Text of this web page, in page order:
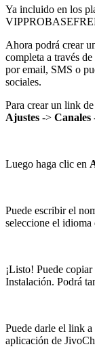
Ya incluido en los
VIPPROBASE
Ahora podrá crear
completa a través
por email, SMS o
sociales.
Para crear un link
Ajustes -> Canales
Luego haga clic en
Puede escribir el
seleccione el idioma
¡Listo! Puede
Instalación. Podrá
Puede darle el link a
aplicación de